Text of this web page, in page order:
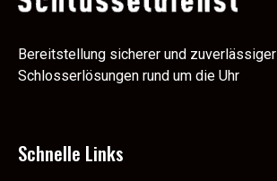
Bereitstellung sicherer und zuverlässiger
Schlosserlösungen rund um die Uhr
Schnelle Links